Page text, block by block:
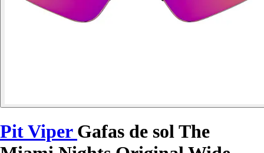
Pit Viper Gafas de sol The